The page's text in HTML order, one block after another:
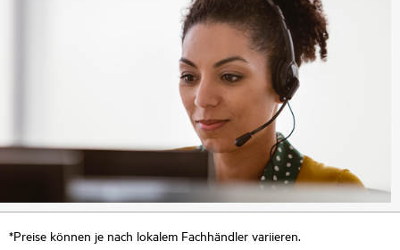
*Preise können je nach lokalem Fachhändler variieren.